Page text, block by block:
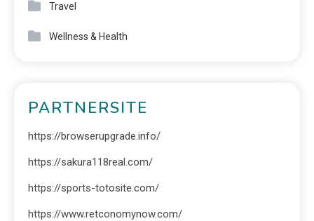
Travel
Wellness & Health
PARTNERSITE
https://browserupgrade.info/
https://sakura118real.com/
https://sports-totosite.com/
https://www.retconomynow.com/